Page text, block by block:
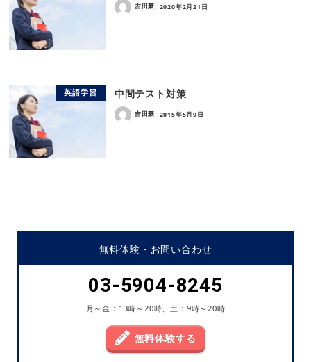
吉田豪 2020年2月21日
英語学習 中間テスト対策
吉田豪 2015年5月9日
無料体験・ お問い合わせ
03-5904-8245
月～金：13時～20時、土：9時～20時
無料体験する